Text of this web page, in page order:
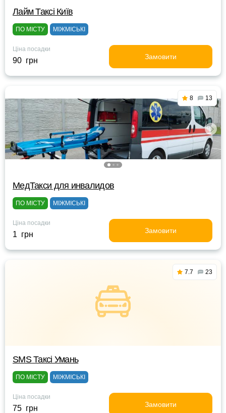
Лайм Таксі Київ
ПО МІСТУ МІЖМІСЬКІ
Ціна посадки
90 грн Замовити
8 13
МедТакси для инвалидов
ПО МІСТУ МІЖМІСЬКІ
Ціна посадки
1 грн Замовити
7.7 23
SMS Таксі Умань
ПО МІСТУ МІЖМІСЬКІ
Ціна посадки
75 грн Замовити